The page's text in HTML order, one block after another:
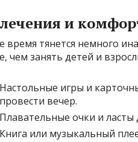
и
время тянется немного
чем занять детей и
Настольные игры и
провести вечер.
Плавательные очки и ласты
Книга или музыкальный